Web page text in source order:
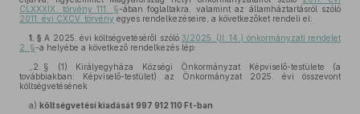
CLXXXIX. törvény 111. §-ában foglaltakra, valamint az államháztartásról szóló
2011. évi CXCV. törvény egyes rendelkezéseire, a következőket rendeli el:
1. § A 2025. évi költségvetéséről szóló 3/2025. (II. 14.) önkormányzati rendelet
2. §-a helyébe a következő rendelkezés lép:
„2. § (1) Királyegyháza Községi Önkormányzat Képviselő-testülete (a
továbbiakban: Képviselő-testület) az Önkormányzat 2025. évi összevont
költségvetésének
a) költségvetési kiadását 997 912 110 Ft-ban